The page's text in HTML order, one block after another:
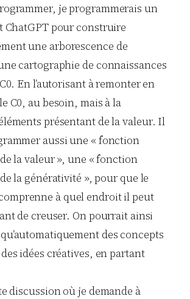
je programmerais un
ChatGPT pour construire
une arborescence de
cartographie de connaissances
En l’autorisant à remonter en
C0, au besoin, mais à la
présentant de la valeur. Il
aussi une « fonction
la valeur », une « fonction
la générativité », pour que le
à quel endroit il peut
de creuser. On pourrait ainsi
des concepts
idées créatives, en partant
discussion où je demande à